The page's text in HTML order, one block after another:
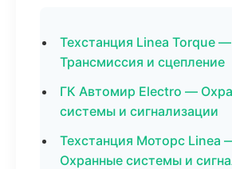
Техстанция Linea Torque —
Трансмиссия и сцепление
ГК Автомир Electro —
системы и сигнализации
Техстанция Моторс Linea
Охранные системы и